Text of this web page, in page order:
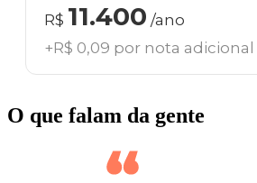
R$ 11.400 /ano
+R$ 0,09 por nota adicional
O que falam da gente